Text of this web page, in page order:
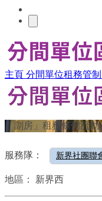
主頁 分間單位租務管制
「劏房」租務條例流
服務隊： 新界社團聯
地區： 新界西